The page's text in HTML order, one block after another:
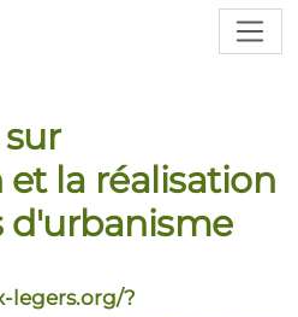
la réalisation
d'urbanisme
legers.org/?